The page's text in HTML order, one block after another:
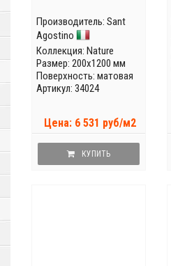
Производитель: Sant
Agostino
Коллекция: Nature
Размер: 200x1200 мм
Поверхность: матовая
Артикул: 34024
Цена: 6 531 руб/м2
КУПИТЬ